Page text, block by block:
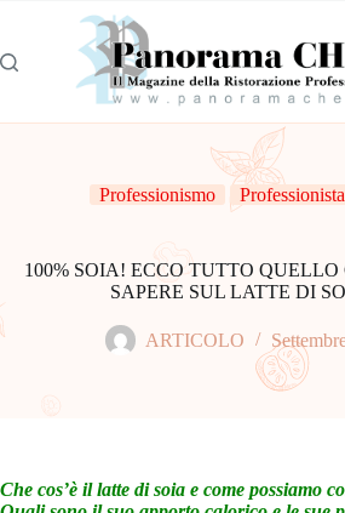
Professionismo
100% SOIA! ECCO TUTTO QUELLO
SAPERE SUL LATTE DI
ARTICOLO
Che cos’è il latte di soia e come possiamo